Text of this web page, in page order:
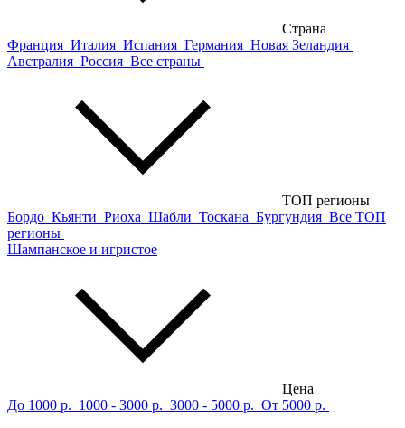
Страна
Франция Италия Испания Германия Новая Зеландия
Австралия Россия Все страны
ТОП регионы
Бордо Кьянти Риоха Шабли Тоскана Бургундия Все ТОП
регионы
Шампанское и игристое
Цена
До 1000 р. 1000 - 3000 р. 3000 - 5000 р. От 5000 р.